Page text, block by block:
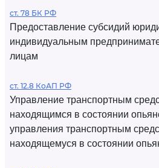
ст. 78 БК РФ
Предоставление субсидий
индивидуальным
лицам
ст. 12.8 КоАП РФ
Управление транспортным
находящимся в состоянии
управления транспортным
находящемуся в состоянии